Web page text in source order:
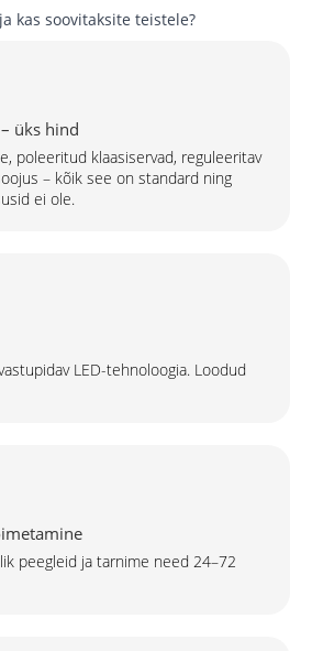
kas soovitaksite teistele?
üks hind
poleeritud klaasiservad, reguleeritav
– kõik see on standard ning
ei ole.
LED-tehnoloogia. Loodud
peegleid ja tarnime need 24–72